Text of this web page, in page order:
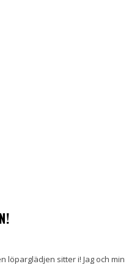
löparglädjen sitter i! Jag och min